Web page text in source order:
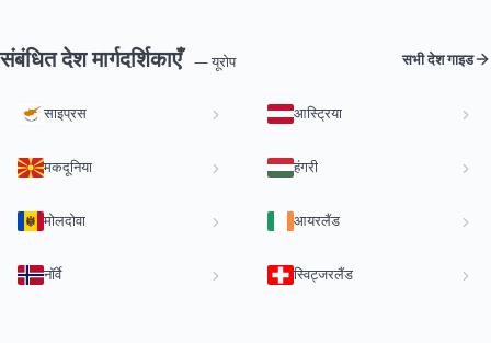
संबंधित देश मार्गदर्शिकाएँ — यूरोप सभी देश गाइड
साइप्रस आस्ट्रिया
मकदूनिया हंगरी
मोलदोवा आयरलैंड
नॉर्वे स्विट्जरलैंड